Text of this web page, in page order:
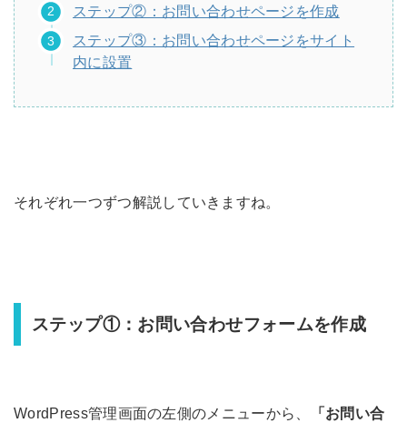
ステップ②：お問い合わせページを作成
ステップ③：お問い合わせページをサイト
内に設置
それぞれ一つずつ解説していきますね。
ステップ①：お問い合わせフォームを作成
WordPress管理画面の左側のメニューから、
「お問い合